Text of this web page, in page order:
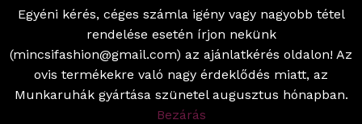
Egyéni kérés, céges számla igény vagy nagyobb tétel
rendelése esetén írjon nekünk
(mincsifashion@gmail.com) az ajánlatkérés oldalon! Az
ovis termékekre való nagy érdeklődés miatt, az
Munkaruhák gyártása szünetel augusztus hónapban.
Bezárás